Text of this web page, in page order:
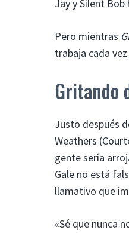
Jay y Silent Bob
Pero mientras
trabaja cada
Gritando
Justo después
Weathers
gente sería
Gale no está
llamativo que
«Sé que nunca